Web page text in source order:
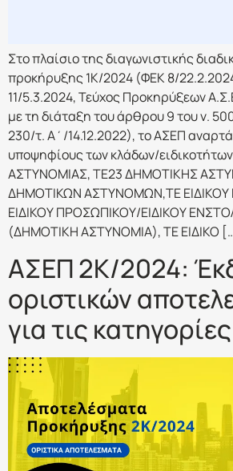
Στο πλαίσιο της διαγωνιστικής
προκήρυξης 1Κ/2024 (ΦΕΚ 8/
11/5.3.2024, Τεύχος Προκηρύξεων
με τη διάταξη του άρθρου 9 του ν.
230/τ. Α΄/14.12.2022), το ΑΣΕΠ
υποψηφίους των κλάδων/
ΑΣΤΥΝΟΜΙΑΣ, ΤΕ23 ΔΗΜΟΤΙΚΗΣ
ΔΗΜΟΤΙΚΩΝ ΑΣΤΥΝΟΜΩΝ,ΤΕ
ΕΙΔΙΚΟΥ ΠΡΟΣΩΠΙΚΟΥ/ΕΙΔΙΚΟΥ
(ΔΗΜΟΤΙΚΗ ΑΣΤΥΝΟΜΙΑ), ΤΕ ΕΙΔΙΚΟ
ΑΣΕΠ 2Κ/2024:
οριστικών
για τις